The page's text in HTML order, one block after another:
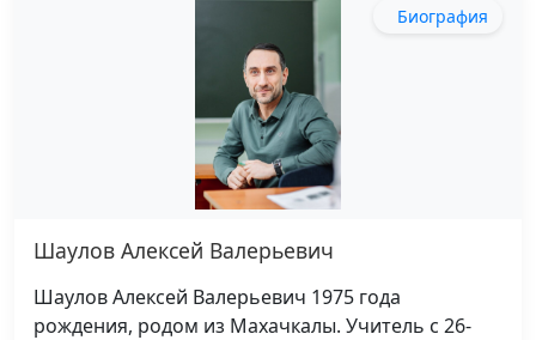
Биография
Шаулов Алексей Валерьевич
Шаулов Алексей Валерьевич 1975 года
рождения, родом из Махачкалы. Учитель с 26-